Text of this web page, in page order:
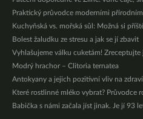
Praktický průvodce moderními
Kuchyňská vs. mořská sůl: Možná si
Bolest žaludku ze stresu a jak se jí zbavit
Vyhlašujeme válku cuketám! Zreceptujte
Modrý hrachor – Clitoria ternatea
Antokyany a jejich pozitivní vliv na zdraví
Které rostlinné mléko vybrat? Průvodce
Babička s námi začala jíst jinak. Je jí 93